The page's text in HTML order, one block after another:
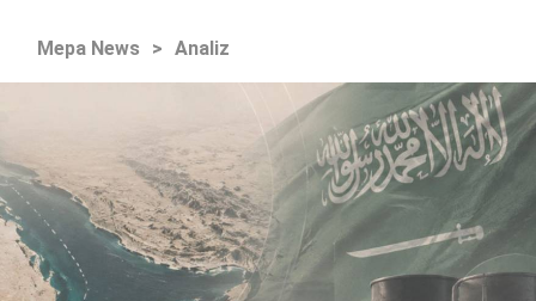
Mepa News > Analiz